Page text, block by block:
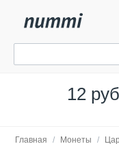
12
Главная / Монеты /